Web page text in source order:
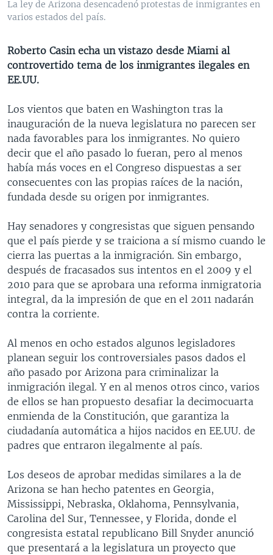
VENEZUELA
NICARAGUA
ECONOMÍA
TECNOLOGÍA
DEPORTES
MULTIMEDIA
FOTOGRAFÍA
AUDIOS
EL MUNDO AL DÍA
FORO INTERAMERICANO
LAS CLAVES
PANORAMA
RADIO
AVANCE INFORMATIVO
BUENOS DÍAS AMÉRICA
ESTADOS UNIDOS AL DÍA
EL MUNDO AL DÍA [RADIO]
FORO [RADIO]
NOTA ECONÓMICA
ENTRETENIMIENTO
DIRECT
Learning English
SÍGANOS
La ley de Arizona desencadenó protestas de inmigrantes en
varios estados del país.
Roberto Casin echa un vistazo desde Miami al
controvertido tema de los inmigrantes ilegales en
EE.UU.
Los vientos que baten en Washington tras la
inauguración de la nueva legislatura no parecen ser
nada favorables para los inmigrantes. No quiero
decir que el año pasado lo fueran, pero al menos
había más voces en el Congreso dispuestas a ser
consecuentes con las propias raíces de la nación,
fundada desde su origen por inmigrantes.
Hay senadores y congresistas que siguen pensando
que el país pierde y se traiciona a sí mismo cuando le
cierra las puertas a la inmigración. Sin embargo,
después de fracasados sus intentos en el 2009 y el
2010 para que se aprobara una reforma inmigratoria
integral, da la impresión de que en el 2011 nadarán
contra la corriente.
Al menos en ocho estados algunos legisladores
planean seguir los controversiales pasos dados el
año pasado por Arizona para criminalizar la
inmigración ilegal. Y en al menos otros cinco, varios
de ellos se han propuesto desafiar la decimocuarta
enmienda de la Constitución, que garantiza la
ciudadanía automática a hijos nacidos en EE.UU. de
padres que entraron ilegalmente al país.
Los deseos de aprobar medidas similares a la de
Arizona se han hecho patentes en Georgia,
Mississippi, Nebraska, Oklahoma, Pennsylvania,
Carolina del Sur, Tennessee, y Florida, donde el
congresista estatal republicano Bill Snyder anunció
que presentará a la legislatura un proyecto que